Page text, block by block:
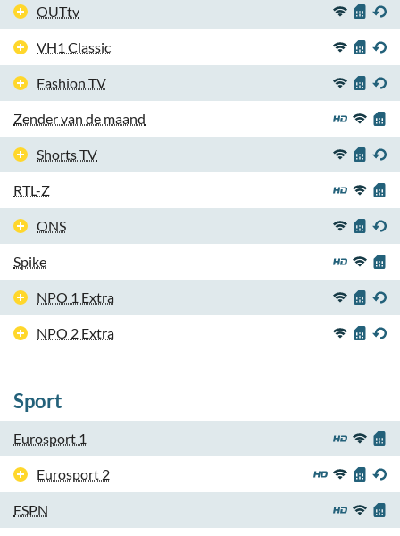
OUTtv
VH1 Classic
Fashion TV
Zender van de maand
Shorts TV
RTL-Z
ONS
Spike
NPO 1 Extra
NPO 2 Extra
Sport
Eurosport 1
Eurosport 2
ESPN